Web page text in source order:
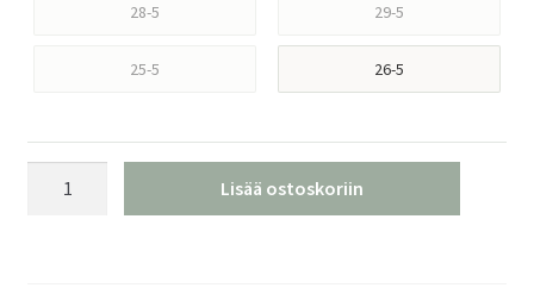
28-5 29-5
25-5 26-5
Lisää ostoskoriin